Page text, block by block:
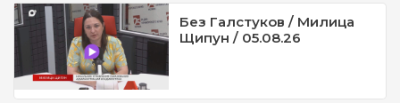
Без Галстуков / Милица
Щипун / 05.08.26